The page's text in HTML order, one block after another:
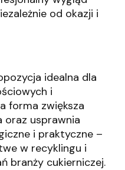
od okazji i
idealna dla
i
forma zwiększa
oraz usprawnia
i praktyczne –
w recyklingu i
branży cukierniczej.